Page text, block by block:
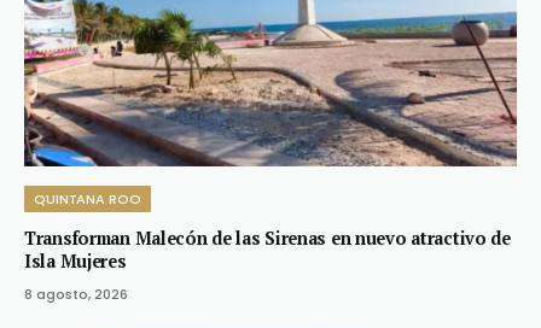
QUINTANA ROO
Transforman Malecón de las Sirenas en nuevo atractivo de
Isla Mujeres
8 agosto, 2026